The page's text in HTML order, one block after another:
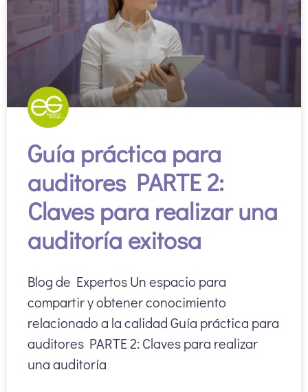
Guía práctica para
auditores PARTE 2:
Claves para realizar una
auditoría exitosa
Blog de Expertos Un espacio para
compartir y obtener conocimiento
relacionado a la calidad Guía práctica para
auditores PARTE 2: Claves para realizar
una auditoría